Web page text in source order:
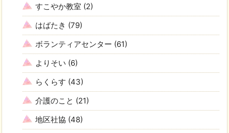
すこやか教室 (2)
はばたき (79)
ボランティアセンター (61)
よりそい (6)
らくらす (43)
介護のこと (21)
地区社協 (48)